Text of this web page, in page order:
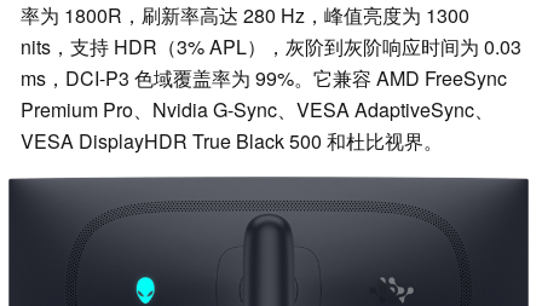
率为 1800R，刷新率高达 280 Hz，峰值亮度为 1300
nits，支持 HDR（3% APL），灰阶到灰阶响应时间为 0.03
ms，DCI-P3 色域覆盖率为 99%。它兼容 AMD FreeSync
Premium Pro、Nvidia G-Sync、VESA AdaptiveSync、
VESA DisplayHDR True Black 500 和杜比视界。